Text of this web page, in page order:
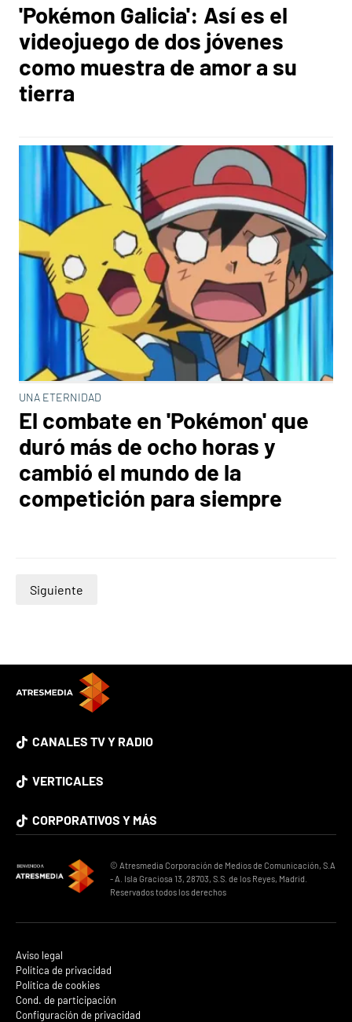
'Pokémon Galicia': Así es el
videojuego de dos jóvenes
como muestra de amor a su
tierra
UNA ETERNIDAD
El combate en 'Pokémon' que
duró más de ocho horas y
cambió el mundo de la
competición para siempre
Siguiente
CANALES TV Y RADIO
VERTICALES
CORPORATIVOS Y MÁS
© Atresmedia Corporación de Medios de Comunicación, S.A
- A. Isla Graciosa 13, 28703, S.S. de los Reyes, Madrid.
Reservados todos los derechos
Aviso legal
Política de privacidad
Política de cookies
Cond. de participación
Configuración de privacidad